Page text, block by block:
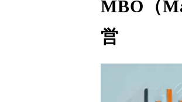
MBO（
営